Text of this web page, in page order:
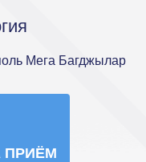
Мега Багджылар
ПРИЁМ